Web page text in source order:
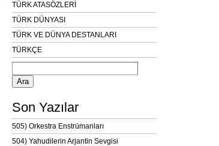
TÜRK ATASÖZLERİ
TÜRK DÜNYASI
TÜRK VE DÜNYA DESTANLARI
TÜRKÇE
Arama:
Son Yazılar
505) Orkestra Enstrümanları
504) Yahudilerin Arjantin Sevgisi